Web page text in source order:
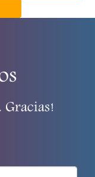
Gracias!